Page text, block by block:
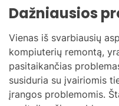
Dažniausios
Vienas iš svarbiausių
kompiuterių remontą,
pasitaikančias
susiduria su įvairiomis
įrangos problemomis.